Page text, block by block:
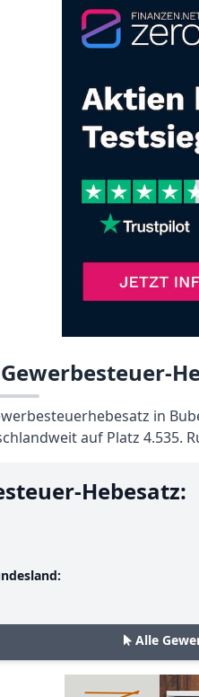
in
auf Platz 4.535.
Hebesatz:
Alle